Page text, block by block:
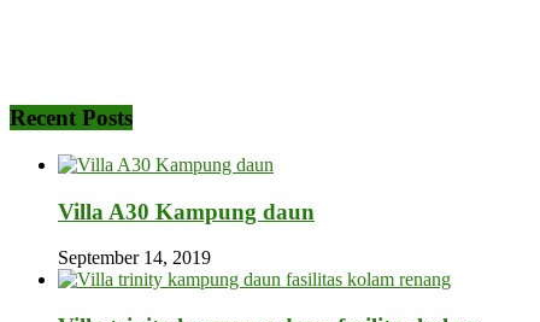
Recent Posts
Villa A30 Kampung daun
September 14, 2019